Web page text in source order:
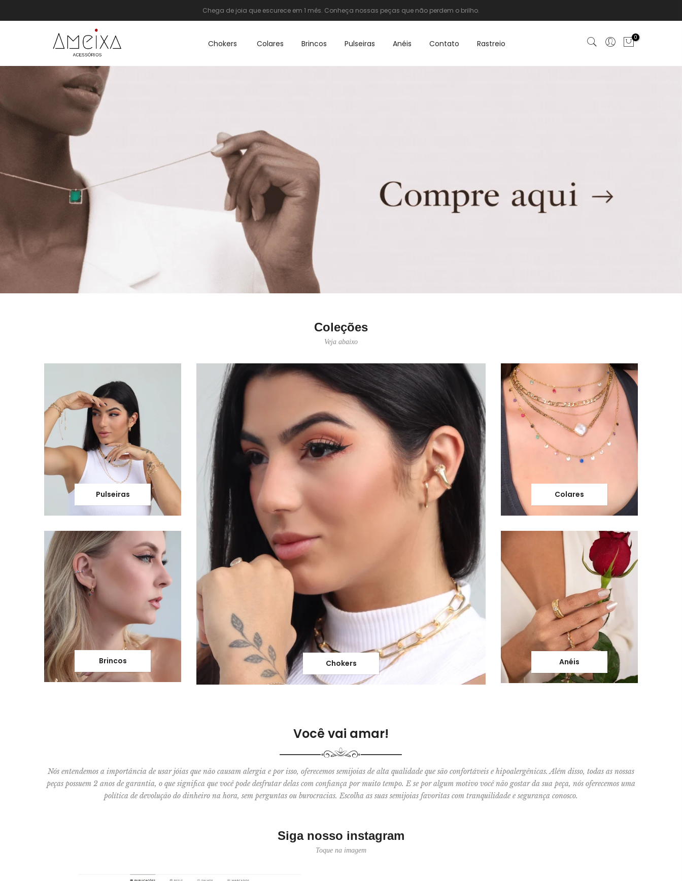
Chega de joia que escurece em 1 mês. Conheça nossas peças que não perdem o brilho.
Chokers Colares Brincos Pulseiras Anéis Contato Rastreio
0
Coleções
Veja abaixo
Pulseiras
Brincos Chokers
Colares
Anéis
Você vai amar!
Nós entendemos a importância de usar jóias que não causam alergia e por isso, oferecemos semijoias de alta qualidade que são confortáveis e hipoalergênicas. Além disso, todas as nossas
peças possuem 2 anos de garantia, o que significa que você pode desfrutar delas com confiança por muito tempo. E se por algum motivo você não gostar da sua peça, nós oferecemos uma
política de devolução do dinheiro na hora, sem perguntas ou burocracias. Escolha as suas semijoias favoritas com tranquilidade e segurança conosco.
Siga nosso instagram
Toque na imagem